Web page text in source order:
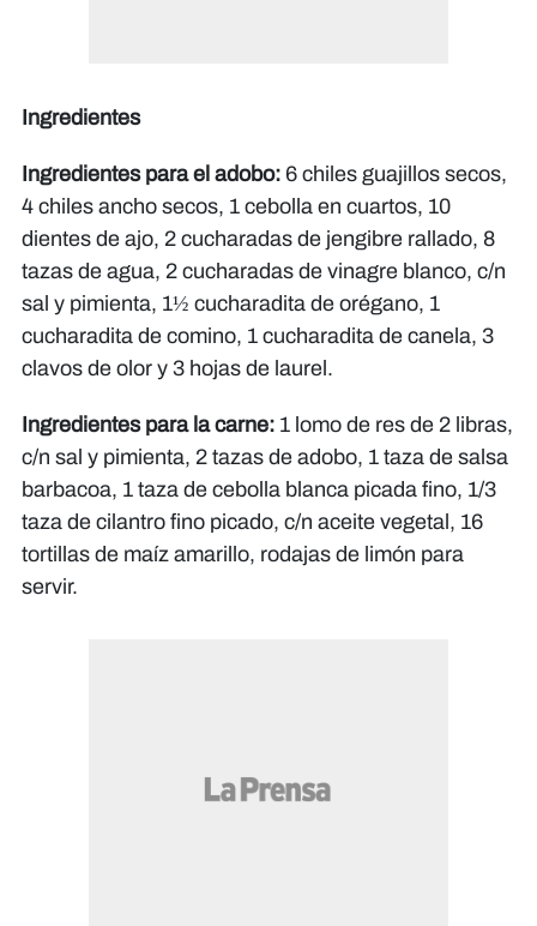
Ingredientes
Ingredientes para el adobo: 6 chiles guajillos secos,
4 chiles ancho secos, 1 cebolla en cuartos, 10
dientes de ajo, 2 cucharadas de jengibre rallado, 8
tazas de agua, 2 cucharadas de vinagre blanco, c/n
sal y pimienta, 1½ cucharadita de orégano, 1
cucharadita de comino, 1 cucharadita de canela, 3
clavos de olor y 3 hojas de laurel.
Ingredientes para la carne: 1 lomo de res de 2 libras,
c/n sal y pimienta, 2 tazas de adobo, 1 taza de salsa
barbacoa, 1 taza de cebolla blanca picada fino, 1/3
taza de cilantro fino picado, c/n aceite vegetal, 16
tortillas de maíz amarillo, rodajas de limón para
servir.